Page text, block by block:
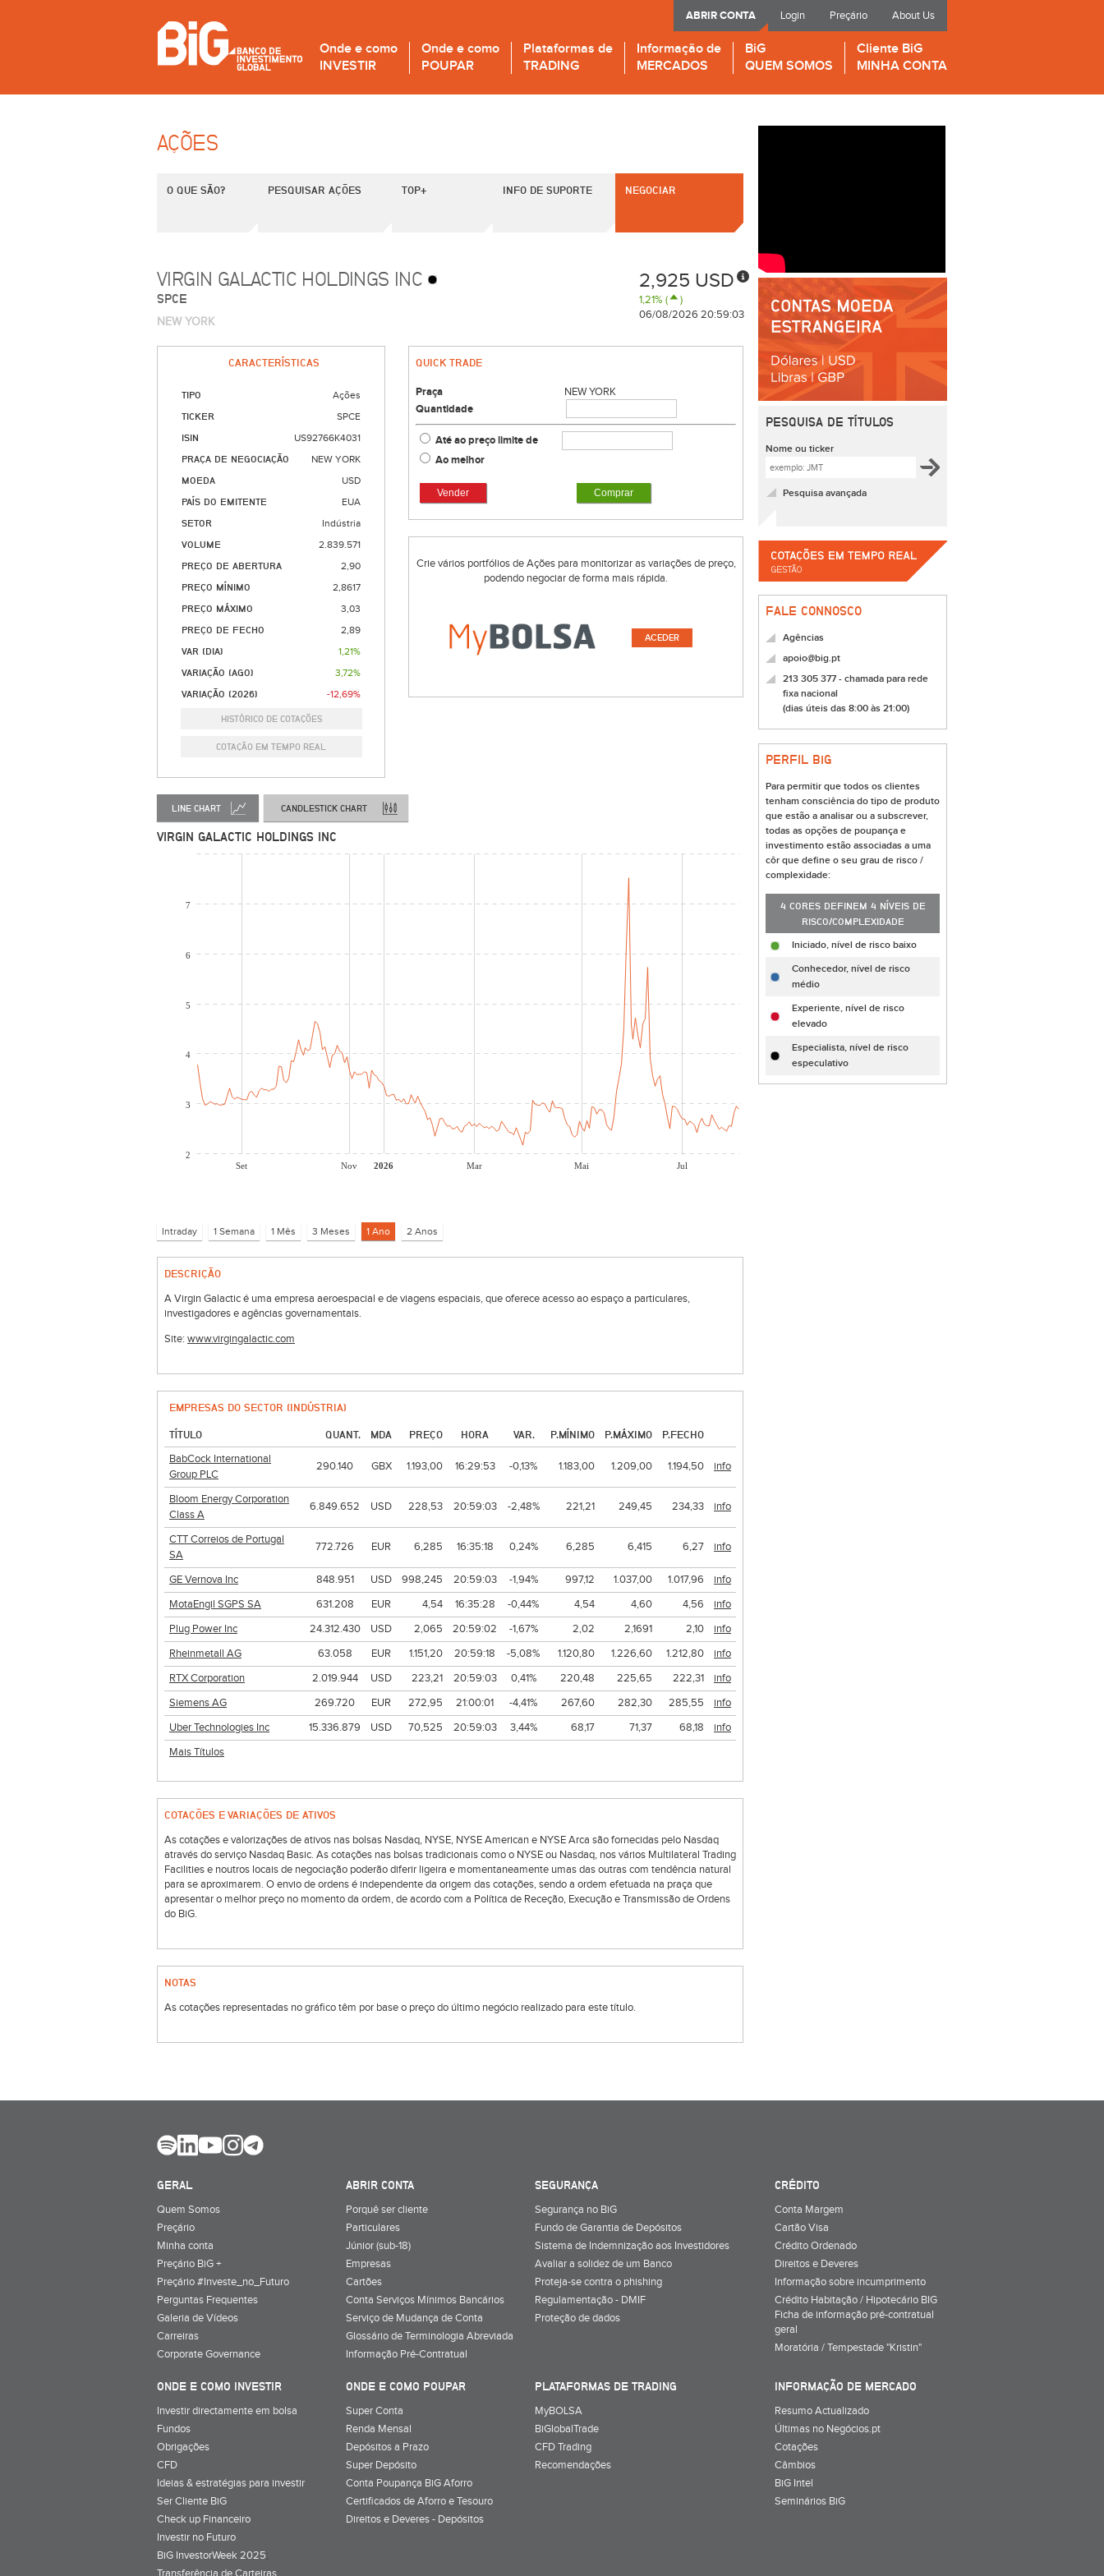
Login Preçário About Us
ABRIR CONTA
Onde e como
INVESTIR
Onde e como
POUPAR
Plataformas de
TRADING
Informação de
MERCADOS
BiG
QUEM SOMOS
Cliente BiG
MINHA CONTA
AÇÕES
O QUE SÃO? PESQUISAR AÇÕES TOP+ INFO DE SUPORTE NEGOCIAR
VIRGIN GALACTIC HOLDINGS INC
SPCE
NEW YORK
2,925 USD
1,21% (
)
06/08/2026 20:59:03
CARACTERÍSTICAS
TIPO Ações
TICKER SPCE
ISIN US92766K4031
PRAÇA DE NEGOCIAÇÃO NEW YORK
MOEDA USD
PAÍS DO EMITENTE EUA
SETOR Indústria
VOLUME 2.839.571
PREÇO DE ABERTURA 2,90
PREÇO MÍNIMO 2,8617
PREÇO MÁXIMO 3,03
PREÇO DE FECHO 2,89
VAR (DIA) 1,21%
VARIAÇÃO (AGO) 3,72%
VARIAÇÃO (2026) -12,69%
HISTÓRICO DE COTAÇÕES
COTAÇÃO EM TEMPO REAL
QUICK TRADE
Praça
NEW YORK
Quantidade
Até ao preço limite de
Ao melhor
Vender Comprar
Crie vários portfólios de Ações para monitorizar as variações de preço,
podendo negociar de forma mais rápida.
ACEDER
LINE CHART CANDLESTICK CHART
VIRGIN GALACTIC HOLDINGS INC
Set Nov 2026 Mar Mai Jul
2
3
4
5
6
7
DESCRIÇÃO
A Virgin Galactic é uma empresa aeroespacial e de viagens espaciais, que oferece acesso ao espaço a particulares,
investigadores e agências governamentais.
Site: www.virgingalactic.com
EMPRESAS DO SECTOR (INDÚSTRIA)
TÍTULO QUANT. MDA PREÇO HORA VAR. P.MÍNIMO P.MÁXIMO
P.FECHO
BabCock International
Group PLC
290.140 GBX 1.193,00 16:29:53 -0,13% 1.183,00 1.209,00 1.194,50 info
Bloom Energy Corporation
Class A
6.849.652 USD 228,53 20:59:03 -2,48% 221,21 249,45 234,33 info
CTT Correios de Portugal
SA
772.726 EUR 6,285 16:35:18 0,24% 6,285 6,415 6,27 info
GE Vernova Inc 848.951 USD 998,245 20:59:03 -1,94% 997,12 1.037,00 1.017,96
info
MotaEngil SGPS SA
631.208 EUR 4,54 16:35:28 -0,44% 4,54 4,60 4,56
info
Plug Power Inc
24.312.430 USD 2,065 20:59:02 -1,67% 2,02 2,1691 2,10
info
Rheinmetall AG
63.058 EUR 1.151,20 20:59:18 -5,08% 1.120,80 1.226,60 1.212,80
info
RTX Corporation
2.019.944 USD 223,21 20:59:03 0,41% 220,48 225,65 222,31
info
Siemens AG
269.720 EUR 272,95 21:00:01 -4,41% 267,60 282,30 285,55
info
Uber Technologies Inc
15.336.879 USD 70,525 20:59:03 3,44% 68,17 71,37 68,18
info
Mais Títulos
COTAÇÕES E VARIAÇÕES DE ATIVOS
As cotações e valorizações de ativos nas bolsas Nasdaq, NYSE, NYSE American e NYSE Arca são fornecidas pelo Nasdaq
através do serviço Nasdaq Basic. As cotações nas bolsas tradicionais como o NYSE ou Nasdaq, nos vários Multilateral Trading
Facilities e noutros locais de negociação poderão diferir ligeira e momentaneamente umas das outras com tendência natural
para se aproximarem. O envio de ordens é independente da origem das cotações, sendo a ordem efetuada na praça que
apresentar o melhor preço no momento da ordem, de acordo com a Política de Receção, Execução e Transmissão de Ordens
do BiG.
NOTAS
As cotações representadas no gráfico têm por base o preço do último negócio realizado para este título.
PESQUISA DE TÍTULOS
Nome ou ticker
Pesquisa avançada
FALE CONNOSCO
Agências
apoio@big.pt
213 305 377 - chamada para rede
fixa nacional
(dias úteis das 8:00 às 21:00)
PERFIL BiG
Para permitir que todos os clientes
tenham consciência do tipo de produto
que estão a analisar ou a subscrever,
todas as opções de poupança e
investimento estão associadas a uma
côr que define o seu grau de risco /
complexidade:
4 CORES DEFINEM 4 NÍVEIS DE
RISCO/COMPLEXIDADE
Iniciado, nível de risco baixo
Conhecedor, nível de risco
médio
Experiente, nível de risco
elevado
Especialista, nível de risco
especulativo
GERAL
Quem Somos
Preçário
Minha conta
Preçário BiG +
Preçário #Investe_no_Futuro
Perguntas Frequentes
Galeria de Vídeos
Carreiras
Corporate Governance
ABRIR CONTA
Porquê ser cliente
Particulares
Júnior (sub-18)
Empresas
Cartões
Conta Serviços Mínimos Bancários
Serviço de Mudança de Conta
Glossário de Terminologia Abreviada
Informação Pré-Contratual
SEGURANÇA
Segurança no BiG
Fundo de Garantia de Depósitos
Sistema de Indemnização aos Investidores
Avaliar a solidez de um Banco
Proteja-se contra o phishing
Regulamentação - DMIF
Proteção de dados
CRÉDITO
Conta Margem
Cartão Visa
Crédito Ordenado
Direitos e Deveres
Informação sobre incumprimento
Crédito Habitação / Hipotecário BIG
Ficha de informação pré-contratual
geral
Moratória / Tempestade "Kristin"
ONDE E COMO INVESTIR
Investir directamente em bolsa
Fundos
Obrigações
CFD
Ideias & estratégias para investir
Ser Cliente BiG
Check up Financeiro
Investir no Futuro
BiG InvestorWeek 2025;
Transferência de Carteiras;
ONDE E COMO POUPAR
Super Conta
Renda Mensal
Depósitos a Prazo
Super Depósito
Conta Poupança BiG Aforro
Certificados de Aforro e Tesouro
Direitos e Deveres - Depósitos
PLATAFORMAS DE TRADING
MyBOLSA
BiGlobalTrade
CFD Trading
Recomendações
INFORMAÇÃO DE MERCADO
Resumo Actualizado
Últimas no Negócios.pt
Cotações
Câmbios
BiG Intel
Seminários BiG